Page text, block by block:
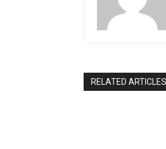
RELATED ARTICLES